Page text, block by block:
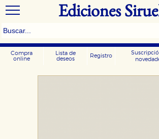
Ediciones
Compra
online
Lista de
deseos
Registro